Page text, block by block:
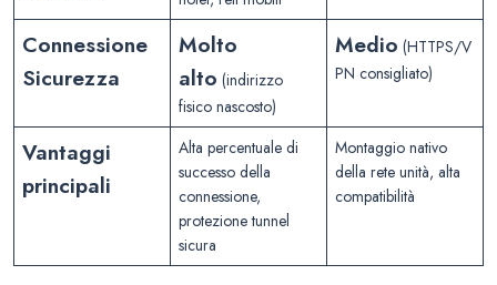
Connessione
Sicurezza
Molto
alto (indirizzo
fisico nascosto)
Medio (HTTPS/V
PN consigliato)
Vantaggi
principali
Alta percentuale di
successo della
connessione,
protezione tunnel
sicura
Montaggio nativo
della rete unità, alta
compatibilità